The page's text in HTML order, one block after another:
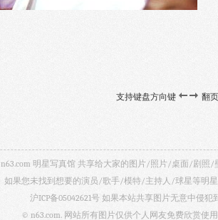
支持键盘方向键 翻
n63.com 明星写真馆 共享给大家的图片/照片/桌面/剧照
如果您未找到想要的演员/歌手/模特/主持人/球星等明
沪ICP备05042621号 如果本站共享图片无意中侵犯
© n63.com. 网站所有图片仅供个人网友免费欣赏使